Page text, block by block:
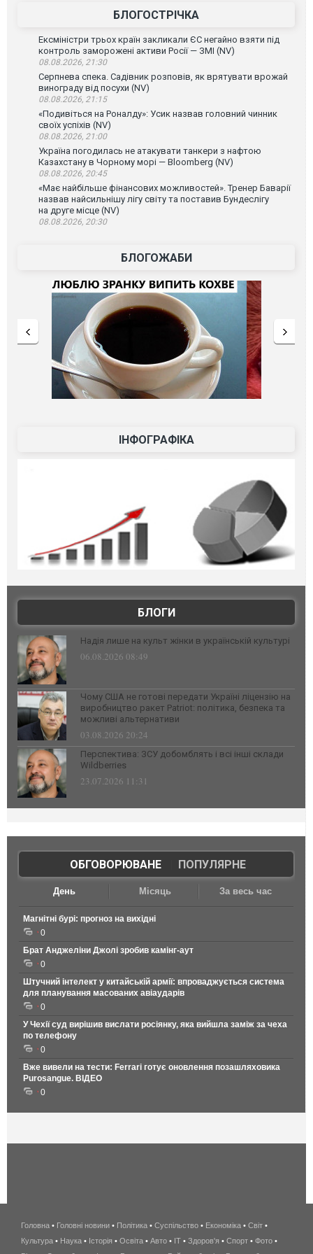
БЛОГОСТРІЧКА
Ексміністри трьох країн закликали ЄС негайно взяти під
контроль заморожені активи Росії — ЗМІ (NV)
08.08.2026, 21:30
Серпнева спека. Садівник розповів, як врятувати врожай
винограду від посухи (NV)
08.08.2026, 21:15
«Подивіться на Роналду»: Усик назвав головний чинник
своїх успіхів (NV)
08.08.2026, 21:00
Україна погодилась не атакувати танкери з нафтою
Казахстану в Чорному морі — Bloomberg (NV)
08.08.2026, 20:45
«Має найбільше фінансових можливостей». Тренер Баварії
назвав найсильнішу лігу світу та поставив Бундеслігу
на друге місце (NV)
08.08.2026, 20:30
БЛОГОЖАБИ
ІНФОГРАФІКА
БЛОГИ
Надія лише на культ жінки в українській культурі
06.08.2026 08:49
Чому США не готові передати Україні ліцензію на
виробництво ракет Patriot: політика, безпека та
можливі альтернативи
03.08.2026 20:24
Перспектива: ЗСУ добомблять і всі інші склади
Wildberries
23.07.2026 11:31
ОБГОВОРЮВАНЕ| ПОПУЛЯРНЕ
День Місяць За весь час
Магнітні бурі: прогноз на вихідні
0
Брат Анджеліни Джолі зробив камінг-аут
0
Штучний інтелект у китайській армії: впроваджується система
для планування масованих авіаударів
0
У Чехії суд вирішив вислати росіянку, яка вийшла заміж за чеха
по телефону
0
Вже вивели на тести: Ferrari готує оновлення позашляховика
Purosangue. ВІДЕО
0
беспроводной
интернет
Головна • Головні новини • Політика • Суспільство • Економіка • Світ •
Культура • Наука • Історія • Освіта • Авто • IT • Здоров'я • Спорт • Фото •